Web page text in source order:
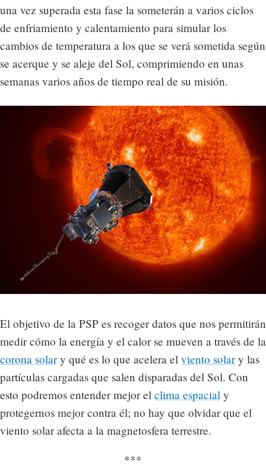
una vez superada esta fase la someterán a varios ciclos
de enfriamiento y calentamiento para simular los
cambios de temperatura a los que se verá sometida según
se acerque y se aleje del Sol, comprimiendo en unas
semanas varios años de tiempo real de su misión.
El objetivo de la PSP es recoger datos que nos permitirán
medir cómo la energía y el calor se mueven a través de la
corona solary qué es lo que acelera el viento solary las
partículas cargadas que salen disparadas del Sol. Con
esto podremos entender mejor el clima espacial y
protegernos mejor contra él; no hay que olvidar que el
viento solar afecta a la magnetosfera terrestre.
***